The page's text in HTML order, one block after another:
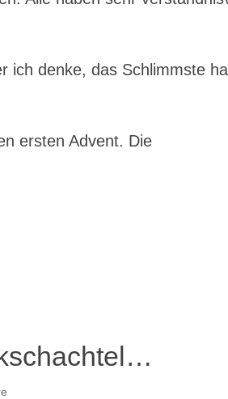
ich denke, das Schlimmste
ersten Advent. Die